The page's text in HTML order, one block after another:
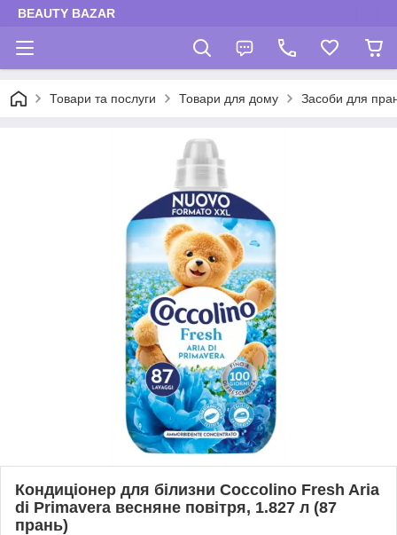
BEAUTY BAZAR
Товари та послуги Товари для дому Засоби для
Кондиціонер для білизни Coccolino Fresh Aria
di Primavera весняне повітря, 1.827 л (87
прань)